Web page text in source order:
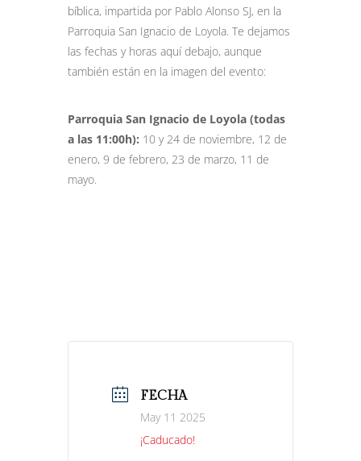
bíblica, impartida por Pablo Alonso SJ, en la
Parroquia San Ignacio de Loyola. Te dejamos
las fechas y horas aquí debajo, aunque
también están en la imagen del evento:
Parroquia San Ignacio de Loyola (todas
a las 11:00h): 10 y 24 de noviembre, 12 de
enero, 9 de febrero, 23 de marzo, 11 de
mayo.
FECHA
May 11 2025
¡Caducado!